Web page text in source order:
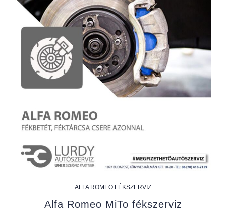
ALFA ROMEO FÉKSZERVIZ
Alfa Romeo MiTo fékszerviz